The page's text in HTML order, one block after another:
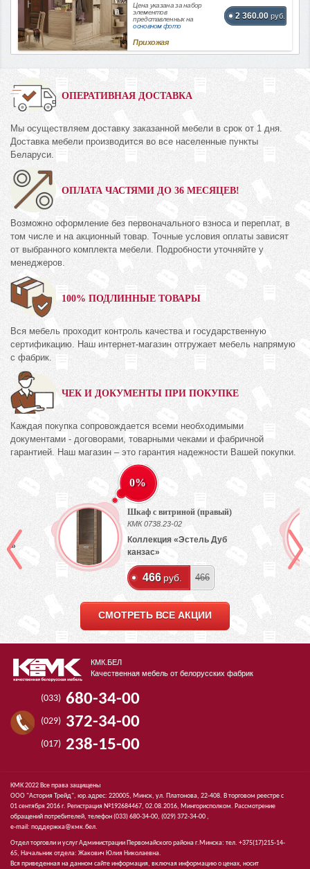
Цена указана за набор
элементов
представленных на
основном фото
2 360.00 руб.
Прихожая
ОПЕРАТИВНАЯ ДОСТАВКА
Мы осуществляем доставку заказанной мебели в срок от 1 дня.
Доставка мебели производится во все населенные пункты
Беларуси.
ОПЛАТА ЧАСТЯМИ ДО 36 МЕСЯЦЕВ!
Возможно оформление без первоначального взноса и переплат, в
том числе и на акционный товар. Точные условия оплаты зависят
от выбранного комплекта мебели. Подробности уточняйте у
менеджеров.
100% ПОДЛИННЫЕ ТОВАРЫ
Вся мебель проходит контроль качества и государственную
сертификацию. Наш интернет-магазин отгружает мебель напрямую
с фабрик.
ЧЕК И ДОКУМЕНТЫ ПРИ ПОКУПКЕ
Каждая покупка сопровождается всеми необходимыми
документами - договорами, товарными чеками и фабричной
гарантией. Наш магазин – это гарантия надежности Вашей покупки.
0%
Шкаф с витриной (правый)
КМК 0738.23-02
Коллекция «Эстель Дуб
канзас»
466 руб. 466
СМОТРЕТЬ ВСЕ АКЦИИ
КМК.БЕЛ
Качественная мебель от белорусских фабрик
(033) 680-34-00
(029) 372-34-00
(017) 238-15-00
КМК 2022 Все права защищены
ООО "Астория Трейд", юр.адрес: 220005, Минск, ул. Платонова, 22-408. В торговом реестре с
01 сентября 2016 г. Регистрация №192684467, 02.08.2016, Мингорисполком. Рассмотрение
обращений потребителей, телефон(033)680-34-00, (029)372-34-00 ,
e-mail: поддержка@кмк.бел.
Отдел торговли и услуг Администрации Первомайского района г.Минска: тел. +375(17)215-14-
65, Начальник отдела: Жакович Юлия Николаевна.
Вся приведенная на данном сайте информация, включая информацию о ценах, носит